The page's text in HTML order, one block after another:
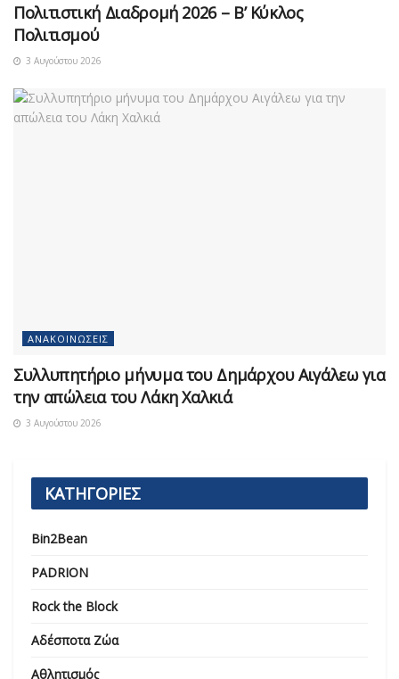
Πολιτιστική Διαδρομή 2026 – Β’ Κύκλος
Πολιτισμού
3 Αυγούστου 2026
ΑΝΑΚΟΙΝΏΣΕΙΣ
Συλλυπητήριο μήνυμα του Δημάρχου Αιγάλεω για
την απώλεια του Λάκη Χαλκιά
3 Αυγούστου 2026
ΚΑΤΗΓΟΡΙΕΣ
Bin2Bean
PADRION
Rock the Block
Αδέσποτα Ζώα
Αθλητισμός